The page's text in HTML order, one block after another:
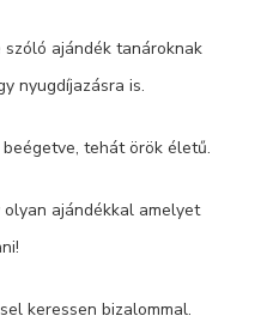
ajándék tanároknak
nyugdíjazásra is.
tehát örök életű.
ajándékkal amelyet
keressen bizalommal.